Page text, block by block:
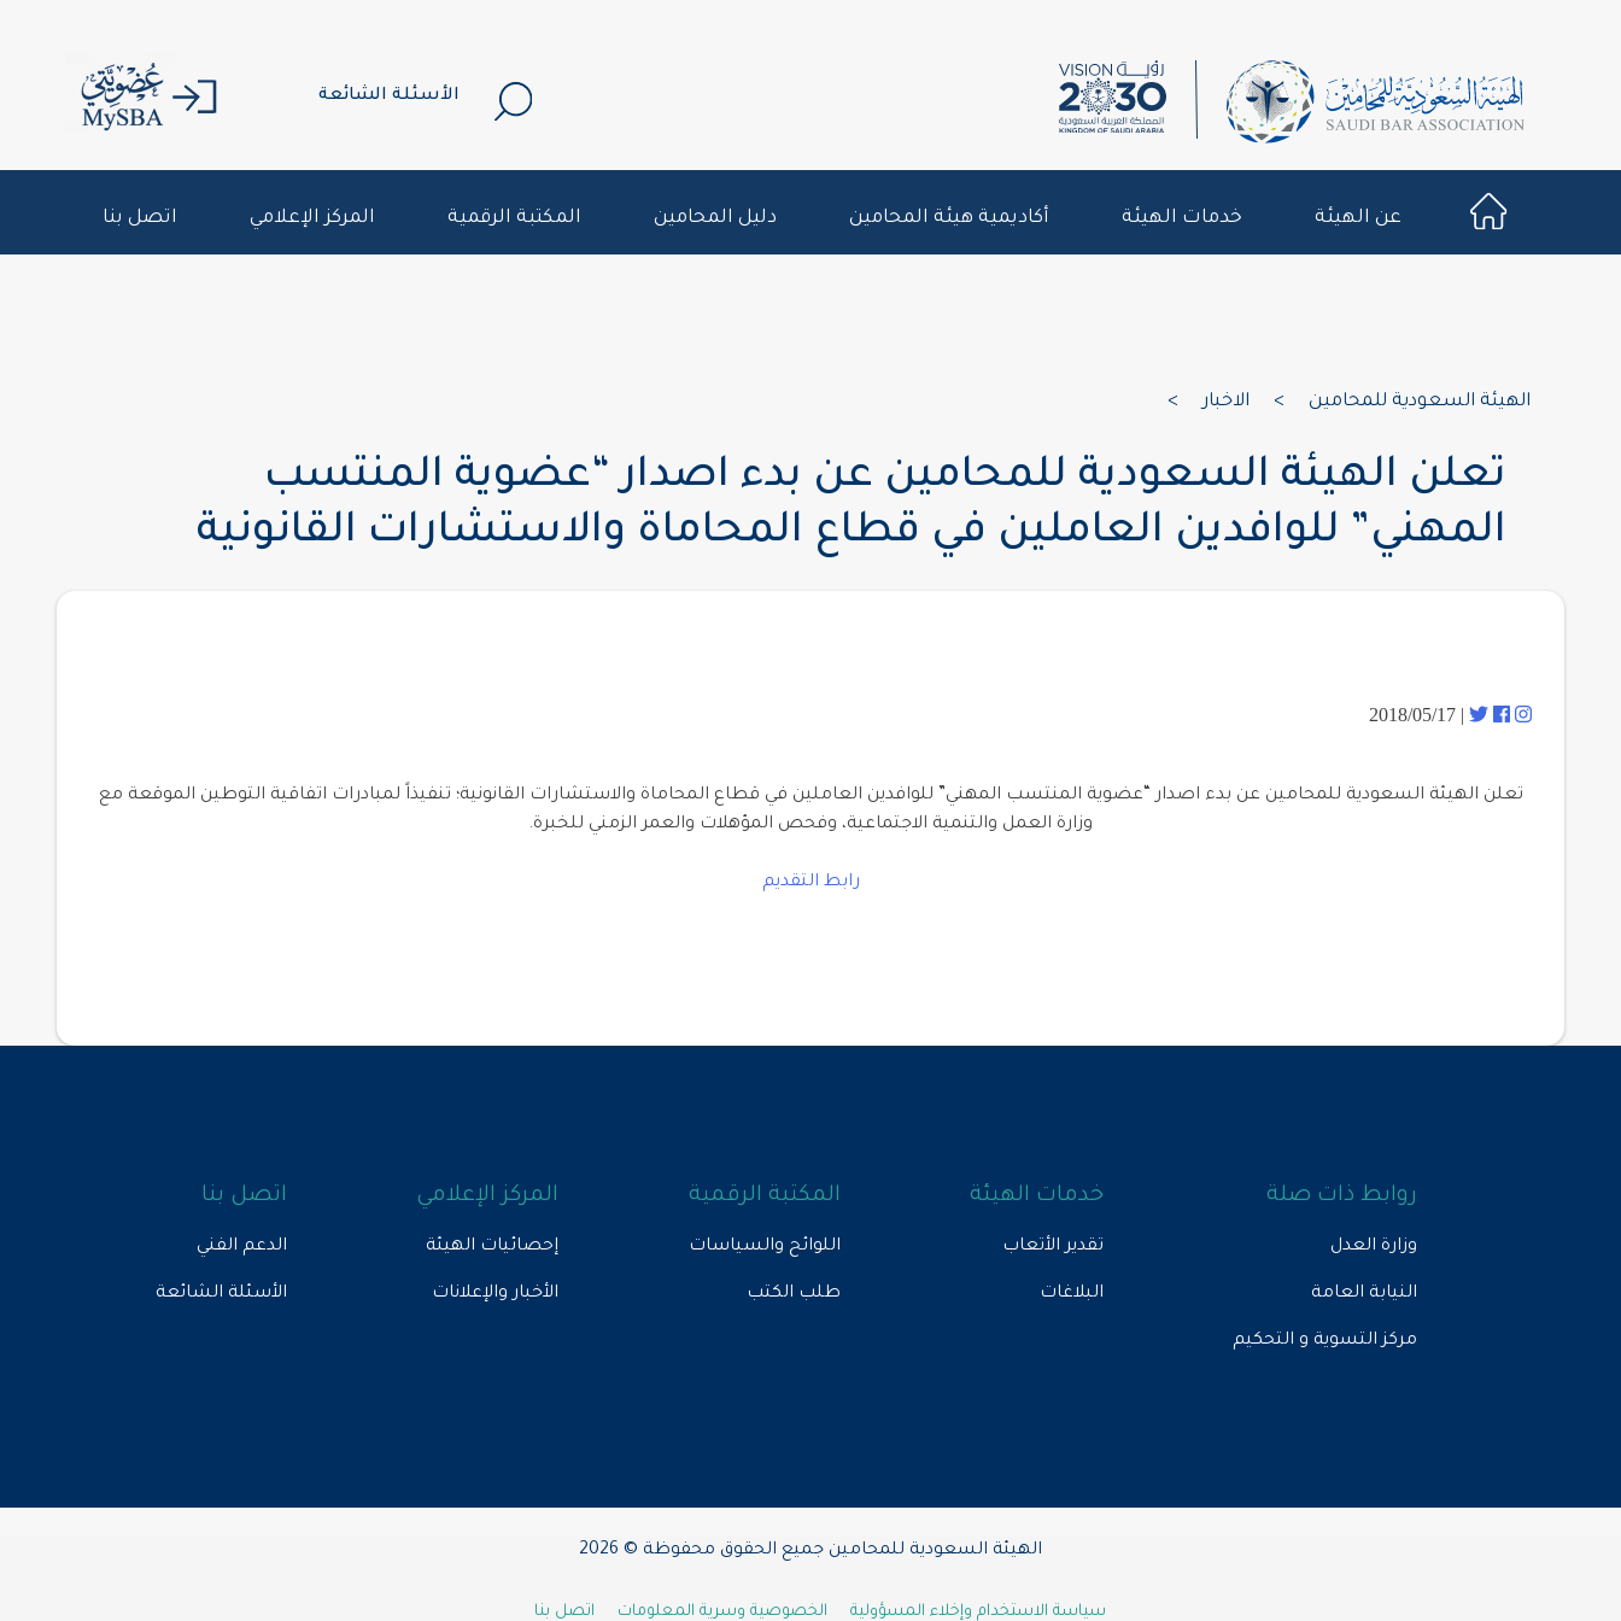
الأسئلة الشائعة
عن الهيئة خدمات الهيئة أكاديمية هيئة المحامين دليل المحامين المكتبة الرقمية المركز الإعلامي اتصل بنا
الهيئة السعودية للمحامين > الاخبار >
تعلن الهيئة السعودية للمحامين عن بدء اصدار “عضوية المنتسب
المهني” للوافدين العاملين في قطاع المحاماة والاستشارات القانونية
| 2018/05/17
تعلن الهيئة السعودية للمحامين عن بدء اصدار “عضوية المنتسب المهني” للوافدين العاملين في قطاع المحاماة والاستشارات القانونية؛ تنفيذاً لمبادرات اتفاقية التوطين الموقعة مع
وزارة العمل والتنمية الاجتماعية، وفحص المؤهلات والعمر الزمني للخبرة.
رابط التقديم
روابط ذات صلة
وزارة العدل
النيابة العامة
مركز التسوية و التحكيم
خدمات الهيئة
تقدير الأتعاب
البلاغات
المكتبة الرقمية
اللوائح والسياسات
طلب الكتب
المركز الإعلامي
إحصائيات الهيئة
الأخبار والإعلانات
اتصل بنا
الدعم الفني
الأسئلة الشائعة
الهيئة السعودية للمحامين جميع الحقوق محفوظة © 2026
سياسة الاستخدام وإخلاء المسؤولية الخصوصية وسرية المعلومات اتصل بنا